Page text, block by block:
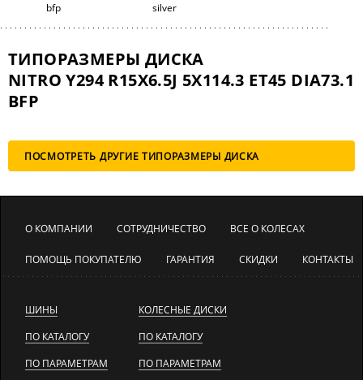
bfp silver
ТИПОРАЗМЕРЫ ДИСКА
NITRO Y294 R15X6.5J 5X114.3 ET45 DIA73.1
BFP
ПОСМОТРЕТЬ ДРУГИЕ ТИПОРАЗМЕРЫ ДИСКА
О КОМПАНИИ СОТРУДНИЧЕСТВО ВСЕ О КОЛЕСАХ
ПОМОЩЬ ПОКУПАТЕЛЮ ГАРАНТИЯ СКИДКИ КОНТАКТЫ
ШИНЫ
ПО КАТАЛОГУ
ПО ПАРАМЕТРАМ
КОЛЕСНЫЕ ДИСКИ
ПО КАТАЛОГУ
ПО ПАРАМЕТРАМ